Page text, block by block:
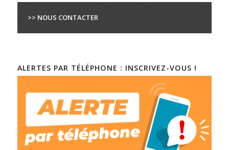
>> NOUS CONTACTER
ALERTES PAR TÉLÉPHONE : INSCRIVEZ-VOUS !